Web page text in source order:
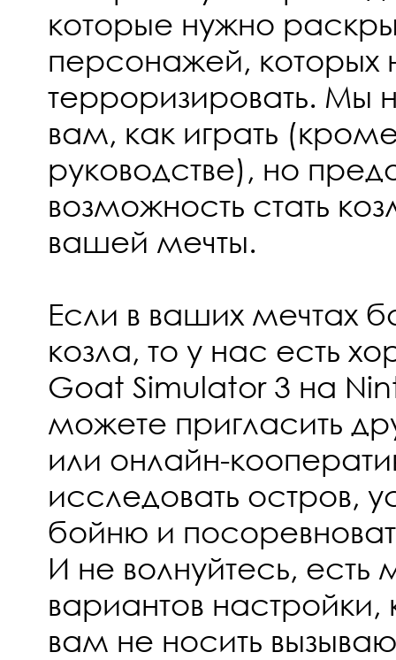
которые нужно
персонажей, которых
терроризировать.
вам, как играть
руководстве), но
возможность стать
вашей мечты.
Если в ваших мечтах
козла, то у нас есть
Goat Simulator 3 на
можете пригласить
или онлайн-
исследовать остров,
бойню и
И не волнуйтесь, есть
вариантов настройки,
вам не носить